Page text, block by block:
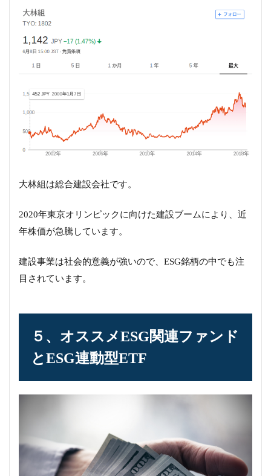
大林組は総合建設会社です。
2020年東京オリンピックに向けた建設ブームにより、近
年株価が急騰しています。
建設事業は社会的意義が強いので、ESG銘柄の中でも注
目されています。
５、オススメESG関連ファンド
とESG連動型ETF